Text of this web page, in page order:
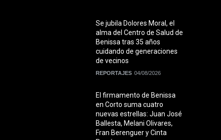
Se jubila Dolores Moral, el
alma del Centro de Salud de
Benissa tras 35 años
cuidando de generaciones
de vecinos
REPORTAJES 04/08/2026
El firmamento de Benissa
en Corto suma cuatro
nuevas estrellas: Juan José
Ballesta, Melani Olivares,
Fran Berenguer y Cinta